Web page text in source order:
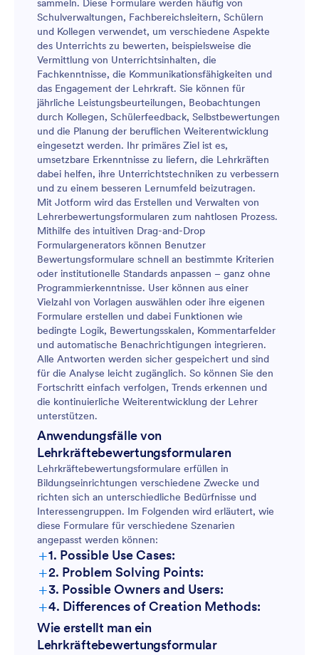
sammeln. Diese Formulare werden häufig von
Schulverwaltungen, Fachbereichsleitern, Schülern
und Kollegen verwendet, um verschiedene Aspekte
des Unterrichts zu bewerten, beispielsweise die
Vermittlung von Unterrichtsinhalten, die
Fachkenntnisse, die Kommunikationsfähigkeiten und
das Engagement der Lehrkraft. Sie können für
jährliche Leistungsbeurteilungen, Beobachtungen
durch Kollegen, Schülerfeedback, Selbstbewertungen
und die Planung der beruflichen Weiterentwicklung
eingesetzt werden. Ihr primäres Ziel ist es,
umsetzbare Erkenntnisse zu liefern, die Lehrkräften
dabei helfen, ihre Unterrichtstechniken zu verbessern
und zu einem besseren Lernumfeld beizutragen.
Mit Jotform wird das Erstellen und Verwalten von
Lehrerbewertungsformularen zum nahtlosen Prozess.
Mithilfe des intuitiven Drag-and-Drop
Formulargenerators können Benutzer
Bewertungsformulare schnell an bestimmte Kriterien
oder institutionelle Standards anpassen – ganz ohne
Programmierkenntnisse. User können aus einer
Vielzahl von Vorlagen auswählen oder ihre eigenen
Formulare erstellen und dabei Funktionen wie
bedingte Logik, Bewertungsskalen, Kommentarfelder
und automatische Benachrichtigungen integrieren.
Alle Antworten werden sicher gespeichert und sind
für die Analyse leicht zugänglich. So können Sie den
Fortschritt einfach verfolgen, Trends erkennen und
die kontinuierliche Weiterentwicklung der Lehrer
unterstützen.
Anwendungsfälle von
Lehrkräftebewertungsformularen
Lehrkräftebewertungsformulare erfüllen in
Bildungseinrichtungen verschiedene Zwecke und
richten sich an unterschiedliche Bedürfnisse und
Interessengruppen. Im Folgenden wird erläutert, wie
diese Formulare für verschiedene Szenarien
angepasst werden können:
+1. Possible Use Cases:
+2. Problem Solving Points:
+3. Possible Owners and Users:
+4. Differences of Creation Methods:
Wie erstellt man ein
Lehrkräftebewertungsformular